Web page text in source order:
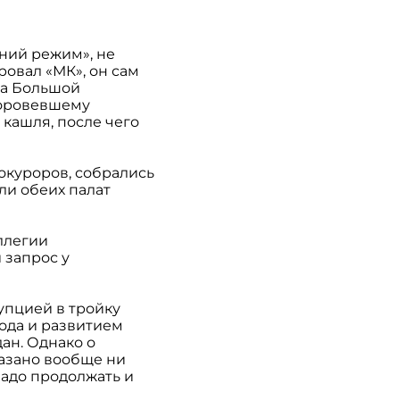
режим», не
«МК», он сам
Большой
после чего
собрались
обеих палат
запрос у
в тройку
и развитием
Однако о
вообще ни
продолжать и